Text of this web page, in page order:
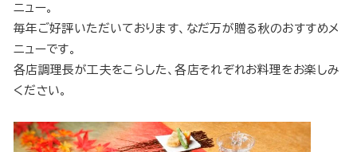
ニュー。
毎年ご好評いただいております、なだ万が贈る秋のおすすめメ
ニューです。
各店調理長が工夫をこらした、各店それぞれお料理をお楽しみ
ください。